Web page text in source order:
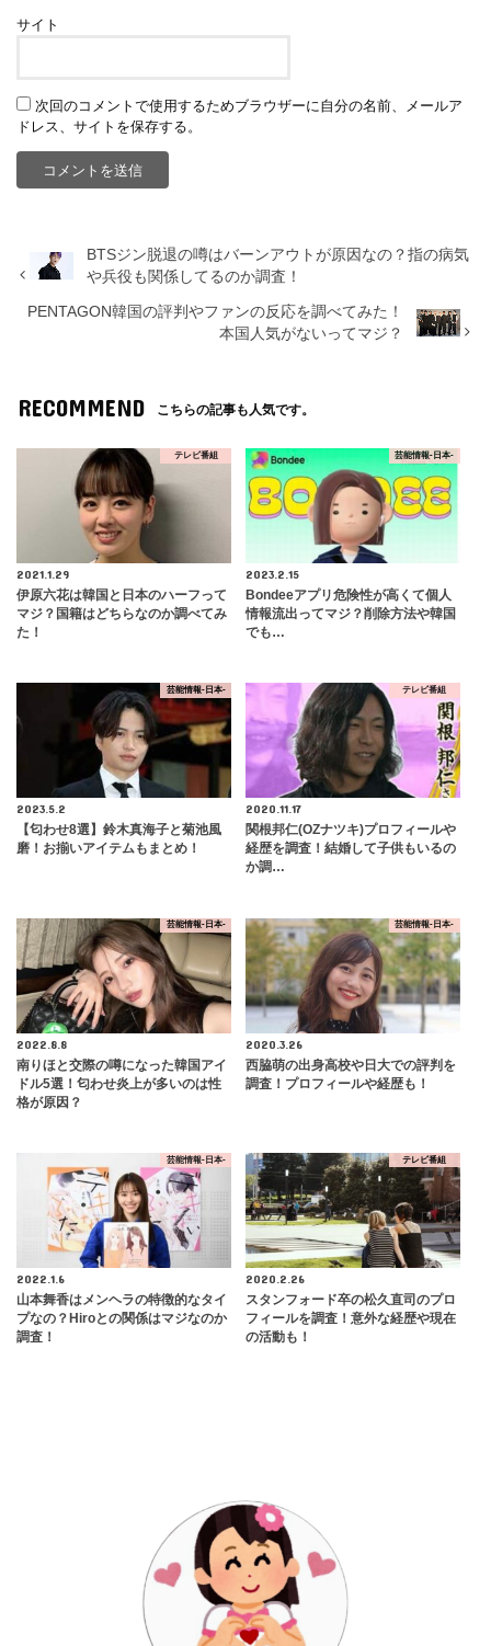
サイト
次回のコメントで使用するためブラウザーに自分の名前、メールア
ドレス、サイトを保存する。
BTSジン脱退の噂はバーンアウトが原因なの？指の病気
や兵役も関係してるのか調査！
PENTAGON韓国の評判やファンの反応を調べてみた！
本国人気がないってマジ？
RECOMMEND こちらの記事も人気です。
テレビ番組
2021.1.29
伊原六花は韓国と日本のハーフって
マジ？国籍はどちらなのか調べてみ
た！
芸能情報-日本-
2023.2.15
Bondeeアプリ危険性が高くて個人
情報流出ってマジ？削除方法や韓国
でも…
芸能情報-日本-
2023.5.2
【匂わせ8選】鈴木真海子と菊池風
磨！お揃いアイテムもまとめ！
テレビ番組
2020.11.17
関根邦仁(OZナツキ)プロフィールや
経歴を調査！結婚して子供もいるの
か調…
芸能情報-日本-
2022.8.8
南りほと交際の噂になった韓国アイ
ドル5選！匂わせ炎上が多いのは性
格が原因？
芸能情報-日本-
2020.3.26
西脇萌の出身高校や日大での評判を
調査！プロフィールや経歴も！
芸能情報-日本-
2022.1.6
山本舞香はメンヘラの特徴的なタイ
プなの？Hiroとの関係はマジなのか
調査！
テレビ番組
2020.2.26
スタンフォード卒の松久直司のプロ
フィールを調査！意外な経歴や現在
の活動も！